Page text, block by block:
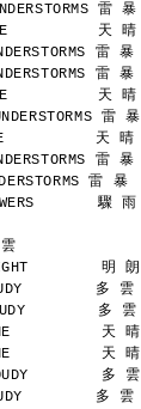
雷 暴
天 晴
雷 暴
雷 暴
天 晴
雷 暴
天 晴
雷 暴
雷 暴
驟 雨
明 朗
多 雲
多 雲
天 晴
天 晴
多 雲
多 雲